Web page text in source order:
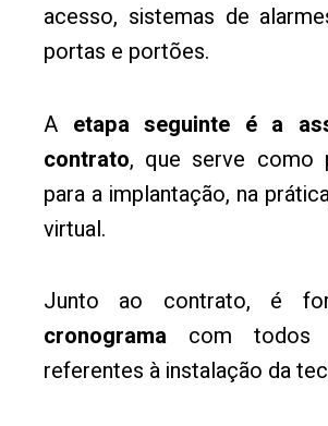
acesso, sistemas de
portas e portões.
A etapa seguinte é a
contrato, que serve como
para a implantação, na
virtual.
Junto ao contrato, é
cronograma com todos
referentes à instalação da